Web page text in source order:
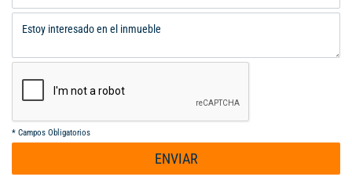
* Campos Obligatorios
ENVIAR